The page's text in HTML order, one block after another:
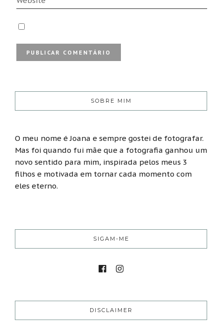
SOBRE MIM
O meu nome é Joana e sempre gostei de fotografar.
Mas foi quando fui mãe que a fotografia ganhou um
novo sentido para mim, inspirada pelos meus 3
filhos e motivada em tornar cada momento com
eles eterno.
SIGAM-ME
DISCLAIMER